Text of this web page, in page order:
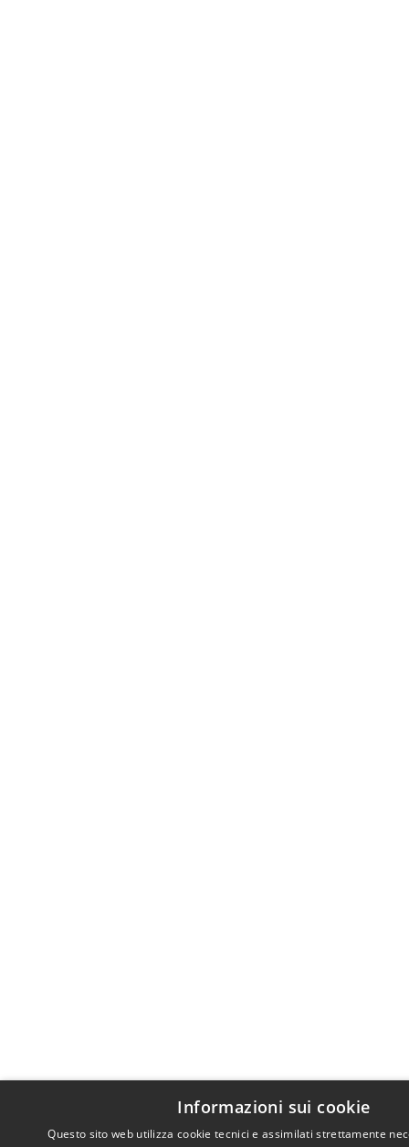
Informazioni sui cookie
Questo sito web utilizza cookie tecnici e assimilati strettamente